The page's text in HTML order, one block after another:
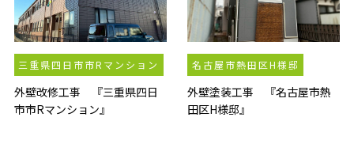
三重県四日市市Rマンション
外壁改修工事 『三重県四日
市市Rマンション』
名古屋市熱田区H様邸
外壁塗装工事 『名古屋市熱
田区H様邸』